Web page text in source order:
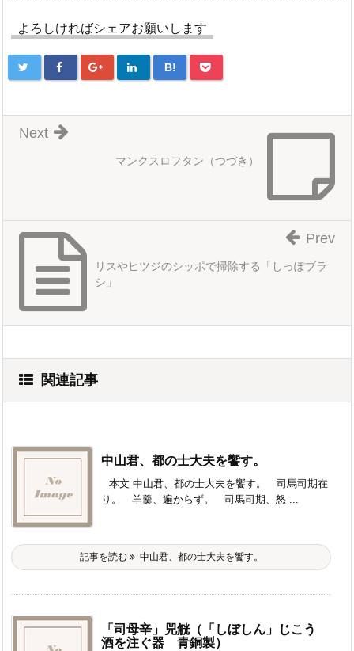
よろしければシェアお願いします
B!
マンクスロフタン（つづき）
Next
リスやヒツジのシッポで掃除する「しっぽブラ
シ」
Prev
関連記事
中山君、都の士大夫を饗す。
本文 中山君、都の士大夫を饗す。 司馬司期在
り。 羊羹、遍からず。 司馬司期、怒 ...
記事を読む 中山君、都の士大夫を饗す。
「司母辛」兕觥（「しぼしん」じこう
酒を注ぐ器 青銅製）